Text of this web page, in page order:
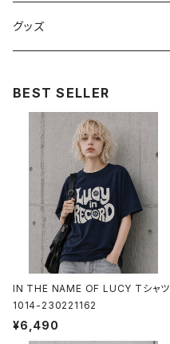
シャツ
グッズ
モバイルケース
Androidケース
iPhoneケース
スマホリング
ステッカー
アクセサリー
バッグ
BEST SELLER
IN THE NAME OF LUCY Tシャツ
1014-230221162
¥6,490